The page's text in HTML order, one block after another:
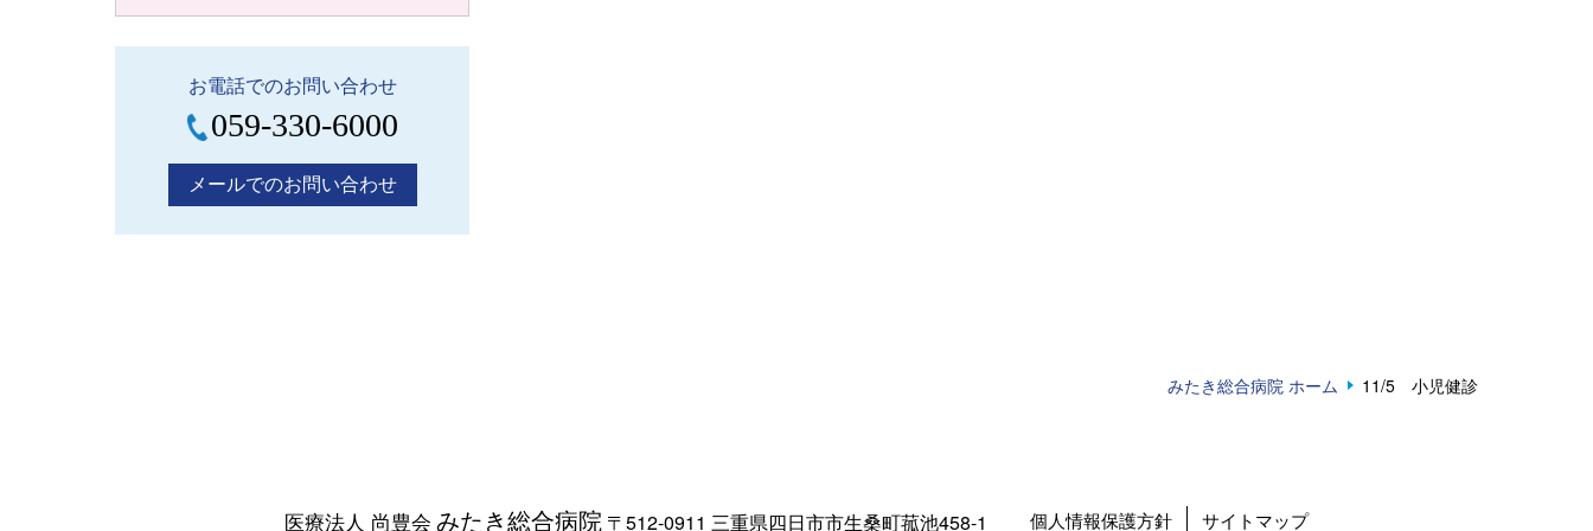
お電話でのお問い合わせ
059-330-6000
メールでのお問い合わせ
みたき総合病院 ホーム 11/5 小児健診
医療法人 尚豊会 みたき総合病院 〒512-0911 三重県四日市市生桑町菰池458-1 個人情報保護方針 サイトマップ